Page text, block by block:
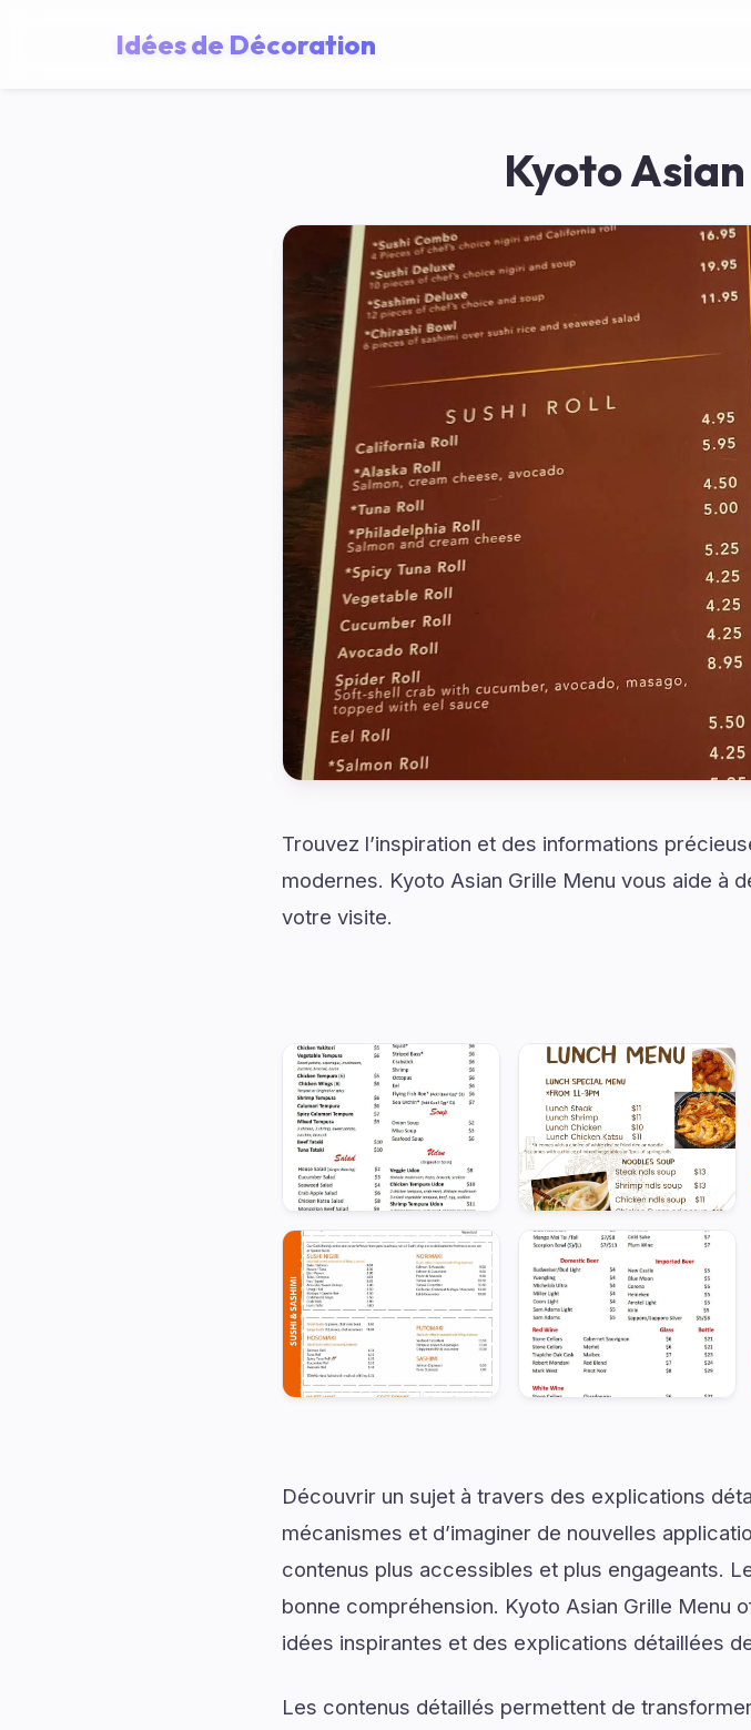
Idées de Décoration
Kyoto
Trouvez l’inspiration et des informations
modernes. Kyoto Asian Grille Menu vous aide à
votre visite.
Découvrir un sujet à travers des explications
mécanismes et d’imaginer de nouvelles
contenus plus accessibles et plus engageants.
bonne compréhension. Kyoto Asian Grille Menu
idées inspirantes et des explications détaillées
Les contenus détaillés permettent de